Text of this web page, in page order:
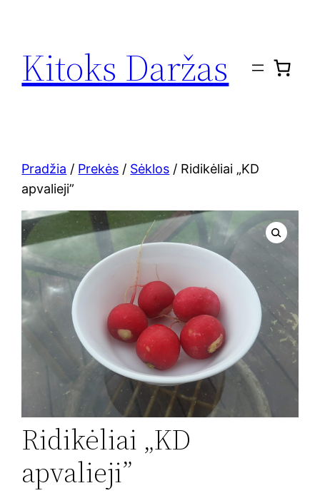
turinio
Kitoks Daržas
Pradžia / Prekės / Sėklos / Ridikėliai „KD
apvalieji”
Ridikėliai „KD
apvalieji”